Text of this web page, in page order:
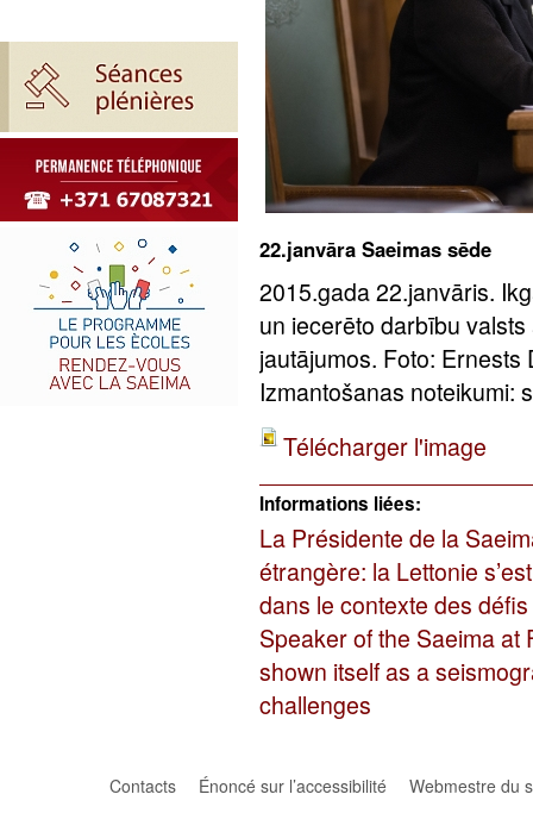
22.janvāra Saeimas sēde
2015.gada 22.janvāris.
un iecerēto darbību
jautājumos. Foto:
Izmantošanas noteikumi:
Télécharger l'image
Informations liées:
La Présidente de la
étrangère: la Lettonie
dans le contexte des
Speaker of the Saeima at
shown itself as a
challenges
Contacts Énoncé sur l’accessibilité
Webmestre du